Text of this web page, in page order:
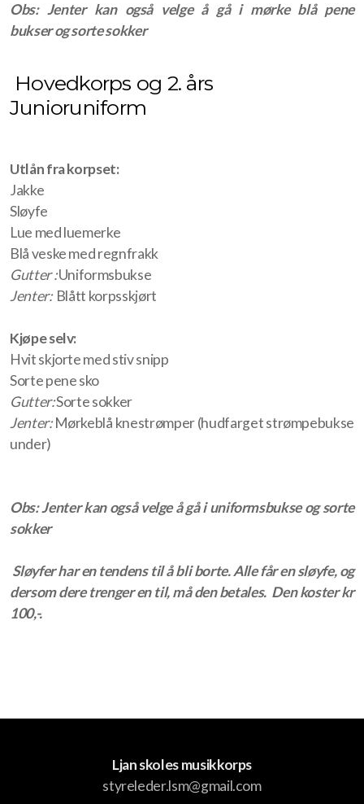
Obs: Jenter kan også velge å gå i mørke blå pene
bukser og sorte sokker
Hovedkorps og 2. års
Junioruniform
Utlån fra korpset:
Jakke
Sløyfe
Lue med luemerke
Blå veske med regnfrakk
Gutter :Uniformsbukse
Jenter: Blått korpsskjørt
Kjøpe selv:
Hvit skjorte med stiv snipp
Sorte pene sko
Gutter:Sorte sokker
Jenter:Mørkeblå knestrømper (hudfarget strømpebukse
under)
Obs: Jenter kan også velge å gå i uniformsbukse og sorte
sokker
Sløyfer har en tendens til å bli borte. Alle får en sløyfe, og
dersom dere trenger en til, må den betales. Den koster kr
100,-.
Ljan skoles musikkorps
styreleder.lsm@gmail.com
Høstkonsert
Korpstur
Høstseminar
Julemarked
Instrumenter
Klarinett
Kornett
Saksofon
Slagverk
Tuba
Tverrfløyte
Valthorn